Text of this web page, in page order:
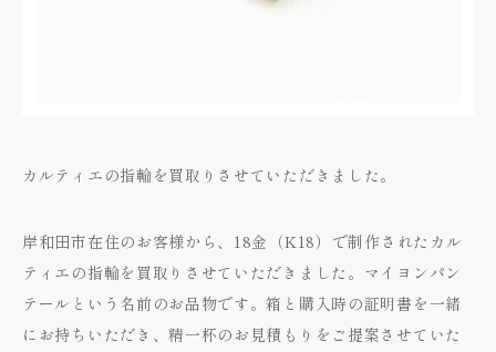
カルティエの指輪を買取りさせていただきました。
岸和田市在住のお客様から、18金（K18）で制作されたカル
ティエの指輪を買取りさせていただきました。マイヨンパン
テールという名前のお品物です。箱と購入時の証明書を一緒
にお持ちいただき、精一杯のお見積もりをご提案させていた